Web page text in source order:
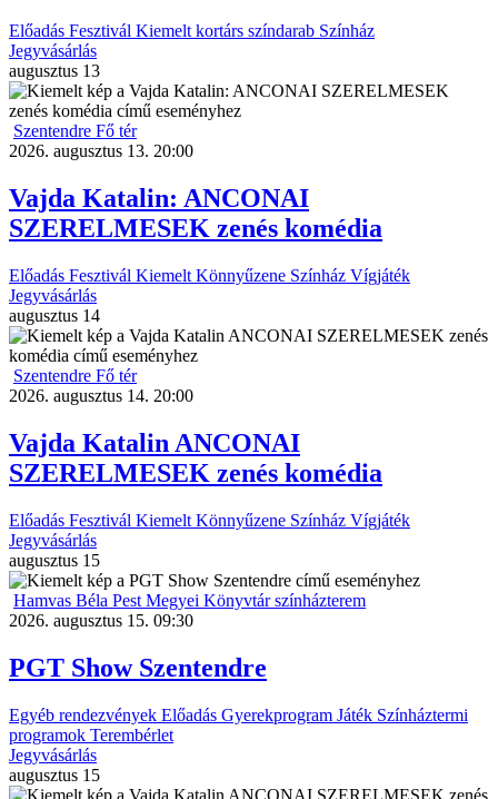
Előadás Fesztivál Kiemelt kortárs színdarab Színház
Jegyvásárlás
augusztus 13
Szentendre Fő tér
2026. augusztus 13. 20:00
Vajda Katalin: ANCONAI
SZERELMESEK zenés komédia
Előadás Fesztivál Kiemelt Könnyűzene Színház Vígjáték
Jegyvásárlás
augusztus 14
Szentendre Fő tér
2026. augusztus 14. 20:00
Vajda Katalin ANCONAI
SZERELMESEK zenés komédia
Előadás Fesztivál Kiemelt Könnyűzene Színház Vígjáték
Jegyvásárlás
augusztus 15
Hamvas Béla Pest Megyei Könyvtár színházterem
2026. augusztus 15. 09:30
PGT Show Szentendre
Egyéb rendezvények Előadás Gyerekprogram Játék Színháztermi
programok Terembérlet
Jegyvásárlás
augusztus 15